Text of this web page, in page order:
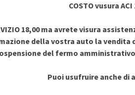
COSTO vusura ACI
18,00 ma avrete visura
della vostra auto la
del fermo amministrativo
Puoi usufruire anche di